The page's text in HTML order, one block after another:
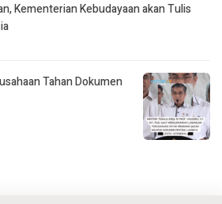
Kementerian Kebudayaan akan Tulis
Tahan Dokumen